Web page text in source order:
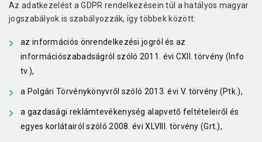
Az adatkezelést a GDPR rendelkezésein túl a hatályos magyar
jogszabályok is szabályozzák, így többek között:
az információs önrendelkezési jogról és az
információszabadságról szóló 2011. évi CXII. törvény (Info
tv.),
a Polgári Törvénykönyvről szóló 2013. évi V. törvény (Ptk.),
a gazdasági reklámtevékenység alapvető feltételeiről és
egyes korlátairól szóló 2008. évi XLVIII. törvény (Grt.),